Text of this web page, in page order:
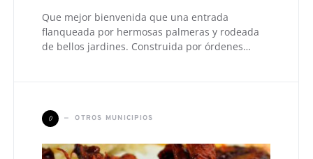
Que mejor bienvenida que una entrada
flanqueada por hermosas palmeras y rodeada
de bellos jardines. Construida por órdenes…
O OTROS MUNICIPIOS